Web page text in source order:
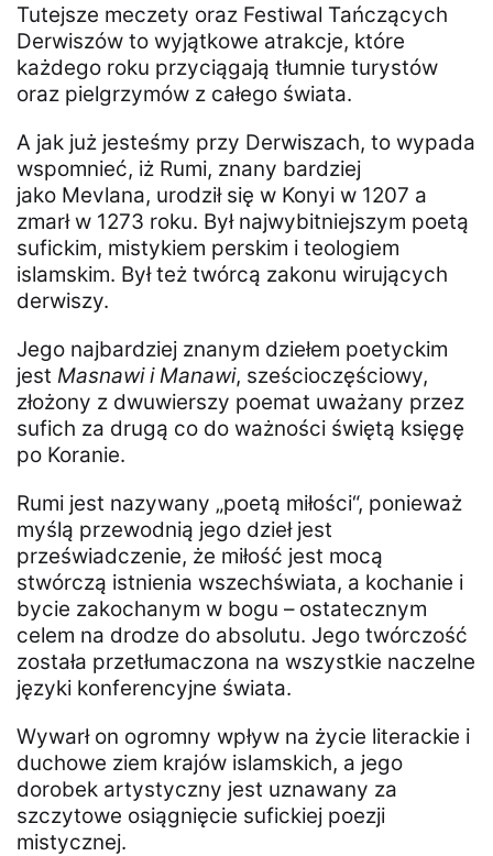
Tutejsze meczety oraz Festiwal Tańczących
Derwiszów to wyjątkowe atrakcje, które
każdego roku przyciągają tłumnie turystów
oraz pielgrzymów z całego świata.
A jak już jesteśmy przy Derwiszach, to wypada
wspomnieć, iż Rumi, znany bardziej
jako Mevlana, urodził się w Konyi w 1207 a
zmarł w 1273 roku. Był najwybitniejszym poetą
sufickim, mistykiem perskim i teologiem
islamskim. Był też twórcą zakonu wirujących
derwiszy.
Jego najbardziej znanym dziełem poetyckim
jest Masnawi i Manawi, sześcioczęściowy,
złożony z dwuwierszy poemat uważany przez
sufich za drugą co do ważności świętą księgę
po Koranie.
Rumi jest nazywany „poetą miłości“, ponieważ
myślą przewodnią jego dzieł jest
przeświadczenie, że miłość jest mocą
stwórczą istnienia wszechświata, a kochanie i
bycie zakochanym w bogu – ostatecznym
celem na drodze do absolutu. Jego twórczość
została przetłumaczona na wszystkie naczelne
języki konferencyjne świata.
Wywarł on ogromny wpływ na życie literackie i
duchowe ziem krajów islamskich, a jego
dorobek artystyczny jest uznawany za
szczytowe osiągnięcie sufickiej poezji
mistycznej.